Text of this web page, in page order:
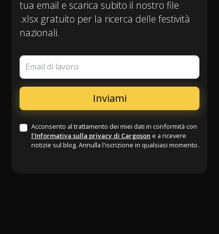
tua email e scarica subito il nostro file
.xlsx gratuito per la ricerca delle festività
nazionali.
Email di lavoro
Acconsento al trattamento dei miei dati in conformità con
l'Informativa sulla privacy di Cargoson e a ricevere
notizie sul blog. Annulla l'iscrizione in qualsiasi momento.